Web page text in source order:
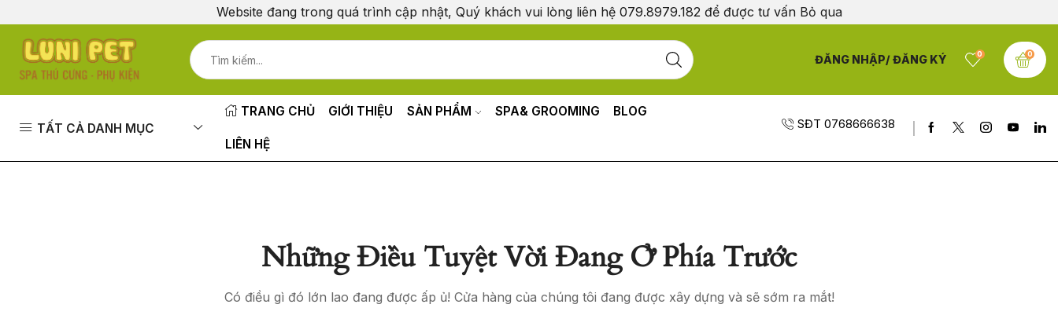
Website đang trong quá trình cập nhật, Quý khách vui lòng liên hệ 079.8979.182 để được tư vấn Bỏ qua
ĐĂNG NHẬP/ ĐĂNG KÝ 0 0
TẤT CẢ DANH MỤC
TRANG CHỦ GIỚI THIỆU SẢN PHẨM SPA& GROOMING BLOG
LIÊN HỆ
SĐT 0768666638
Những Điều Tuyệt Vời Đang Ở Phía Trước
Có điều gì đó lớn lao đang được ấp ủ! Cửa hàng của chúng tôi đang được xây dựng và sẽ sớm ra mắt!